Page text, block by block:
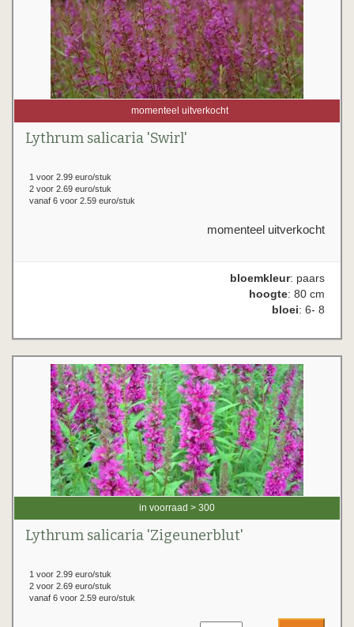
momenteel uitverkocht
Lythrum salicaria 'Swirl'
1 voor 2.99 euro/stuk
2 voor 2.69 euro/stuk
vanaf 6 voor 2.59 euro/stuk
momenteel uitverkocht
bloemkleur: paars
hoogte: 80 cm
bloei: 6- 8
in voorraad > 300
Lythrum salicaria 'Zigeunerblut'
1 voor 2.99 euro/stuk
2 voor 2.69 euro/stuk
vanaf 6 voor 2.59 euro/stuk